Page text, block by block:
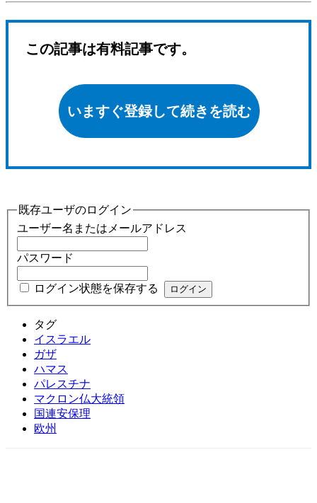
この記事は有料記事です。
いますぐ登録して続きを読む
既存ユーザのログイン
ユーザー名またはメールアドレス
パスワード
ログイン状態を保存する
タグ
イスラエル
ガザ
ハマス
パレスチナ
マクロン仏大統領
国連安保理
欧州